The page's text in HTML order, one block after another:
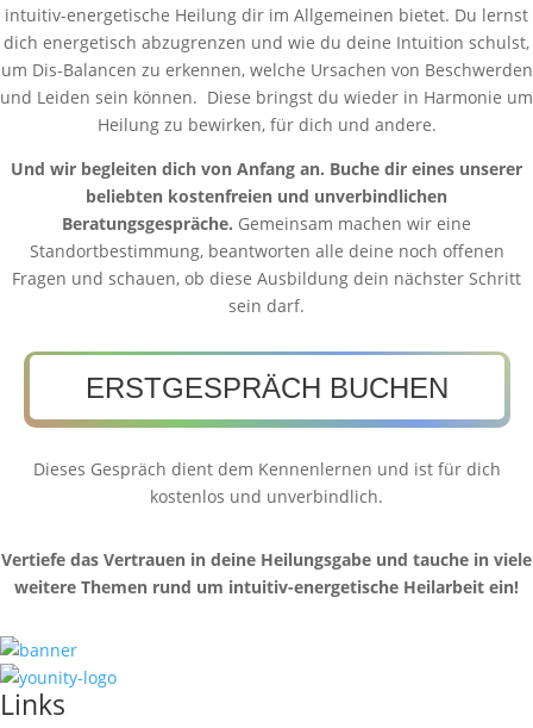
intuitiv-energetische Heilung dir im Allgemeinen bietet. Du lernst
dich energetisch abzugrenzen und wie du deine Intuition schulst,
um Dis-Balancen zu erkennen, welche Ursachen von Beschwerden
und Leiden sein können. Diese bringst du wieder in Harmonie um
Heilung zu bewirken, für dich und andere.
Und wir begleiten dich von Anfang an. Buche dir eines unserer
beliebten kostenfreien und unverbindlichen
Beratungsgespräche. Gemeinsam machen wir eine
Standortbestimmung, beantworten alle deine noch offenen
Fragen und schauen, ob diese Ausbildung dein nächster Schritt
sein darf.
ERSTGESPRÄCH BUCHEN
Dieses Gespräch dient dem Kennenlernen und ist für dich
kostenlos und unverbindlich.
Vertiefe das Vertrauen in deine Heilungsgabe und tauche in viele
weitere Themen rund um intuitiv-energetische Heilarbeit ein!
Links